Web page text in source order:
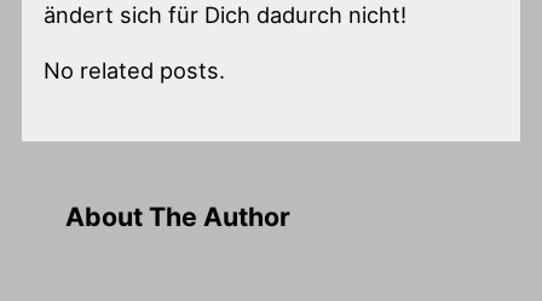
ändert sich für Dich dadurch nicht!
No related posts.
About The Author